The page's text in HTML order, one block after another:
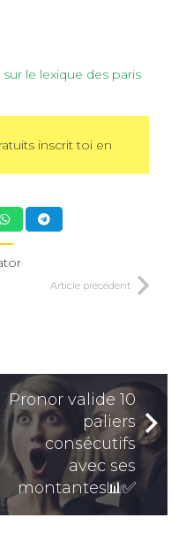
le lexique des paris
inscrit toi en
Article précédent
Pronor valide 10
paliers
consécutifs
avec ses
montantes📊✅